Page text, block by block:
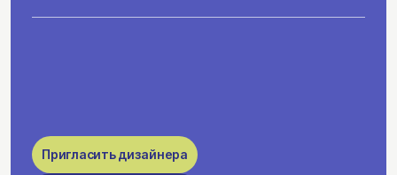
Пригласить дизайнера